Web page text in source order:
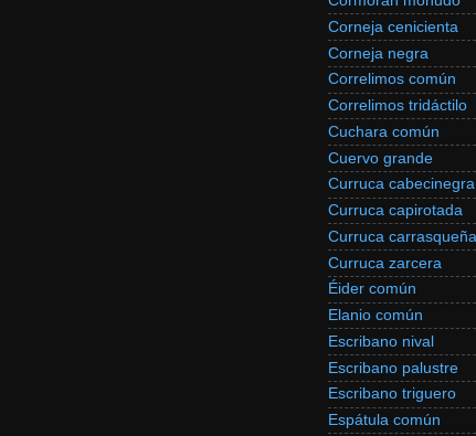
Corneja cenicienta
Corneja negra
Correlimos común
Correlimos tridáctilo
Cuchara común
Cuervo grande
Curruca cabecinegra
Curruca capirotada
Curruca carrasqueña
Curruca zarcera
Éider común
Elanio común
Escribano nival
Escribano palustre
Escribano triguero
Espátula común